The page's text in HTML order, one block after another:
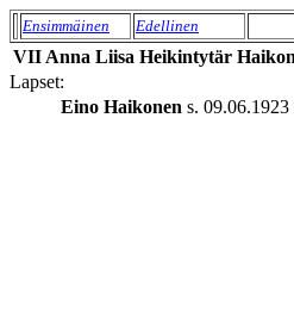
Ensimmäinen Edellinen
VII Anna Liisa Heikintytär
Lapset:
Eino Haikonen s.